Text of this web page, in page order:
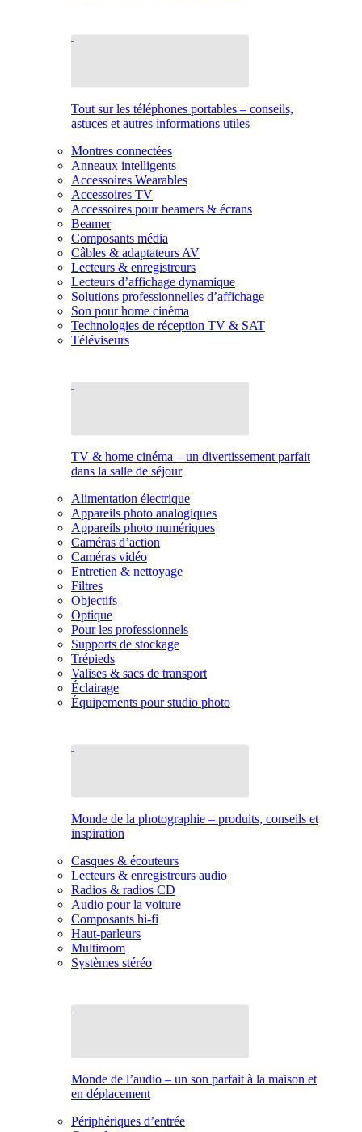
Tout sur les téléphones portables – conseils,
astuces et autres informations utiles
Montres connectées
Anneaux intelligents
Accessoires Wearables
Accessoires TV
Accessoires pour beamers & écrans
Beamer
Composants média
Câbles & adaptateurs AV
Lecteurs & enregistreurs
Lecteurs d’affichage dynamique
Solutions professionnelles d’affichage
Son pour home cinéma
Technologies de réception TV & SAT
Téléviseurs
TV & home cinéma – un divertissement parfait
dans la salle de séjour
Alimentation électrique
Appareils photo analogiques
Appareils photo numériques
Caméras d’action
Caméras vidéo
Entretien & nettoyage
Filtres
Objectifs
Optique
Pour les professionnels
Supports de stockage
Trépieds
Valises & sacs de transport
Éclairage
Équipements pour studio photo
Monde de la photographie – produits, conseils et
inspiration
Casques & écouteurs
Lecteurs & enregistreurs audio
Radios & radios CD
Audio pour la voiture
Composants hi-fi
Haut-parleurs
Multiroom
Systèmes stéréo
Monde de l’audio – un son parfait à la maison et
en déplacement
Périphériques d’entrée